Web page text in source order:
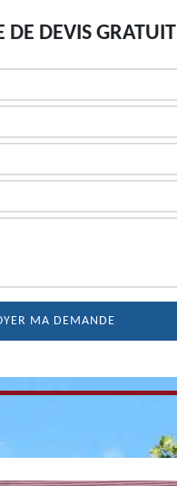
DE DEVIS GRATUIT